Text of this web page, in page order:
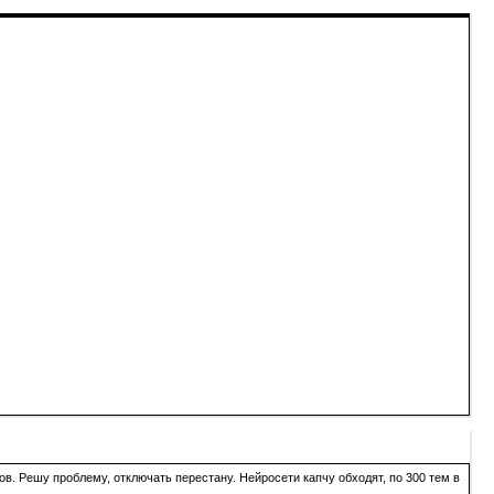
Решу проблему, отключать перестану. Нейросети капчу обходят, по 300 тем в